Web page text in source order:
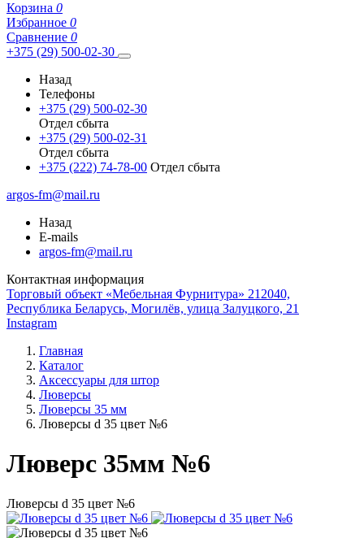
Корзина 0
Избранное 0
Сравнение 0
+375 (29) 500-02-30
Назад
Телефоны
+375 (29) 500-02-30
Отдел сбыта
+375 (29) 500-02-31
Отдел сбыта
+375 (222) 74-78-00 Отдел сбыта
argos-fm@mail.ru
Назад
E-mails
argos-fm@mail.ru
Контактная информация
Торговый объект «Мебельная Фурнитура» 212040,
Республика Беларусь, Могилёв, улица Залуцкого, 21
Instagram
Главная
Каталог
Аксессуары для штор
Люверсы
Люверсы 35 мм
Люверсы d 35 цвет №6
Люверс 35мм №6
Люверсы d 35 цвет №6